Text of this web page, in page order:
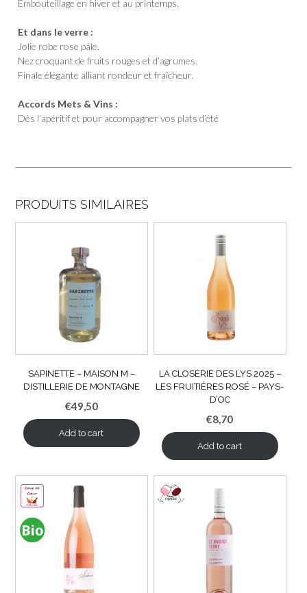
Embouteillage en hiver et au printemps.
Et dans le verre :
Jolie robe rose pâle.
Nez croquant de fruits rouges et d’agrumes.
Finale élégante alliant rondeur et fraîcheur.
Accords Mets & Vins :
Dès l’apéritif et pour accompagner vos plats d’été
PRODUITS SIMILAIRES
SAPINETTE – MAISON M –
DISTILLERIE DE MONTAGNE
€49,50
Add to cart
LA CLOSERIE DES LYS 2025 –
LES FRUITIÈRES ROSÉ – PAYS-
D’OC
€8,70
Add to cart